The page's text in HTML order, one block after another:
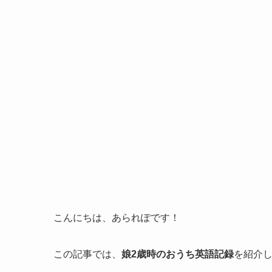
こんにちは、あられぽです！
この記事では、 娘2歳時のおうち英語記録を紹介